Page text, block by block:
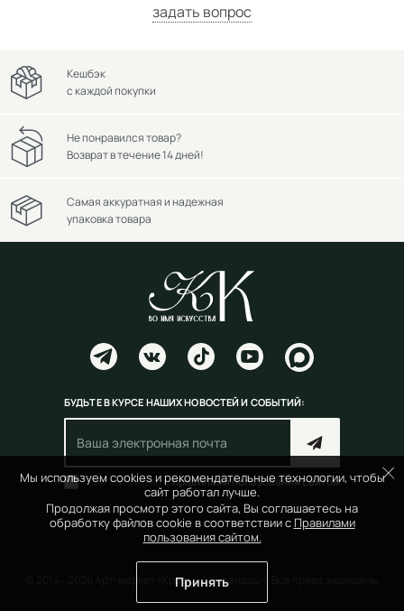
задать вопрос
Мы используем cookies и рекомендательные технологии, чтобы
сайт работал лучше.
Продолжая просмотр этого сайта, Вы соглашаетесь на
обработку файлов cookie в соответствии с Правилами
пользования сайтом.
Принять
Кешбэк
с каждой покупки
Не понравился товар?
Возврат в течение 14 дней!
Самая аккуратная и надежная
упаковка товара
БУДЬТЕ В КУРСЕ НАШИХ НОВОСТЕЙ И СОБЫТИЙ:
Согласен(на) справилами пользования сайтом
© 2014 - 2026 Арт-маркет «Красный Карандаш». Все права защищены